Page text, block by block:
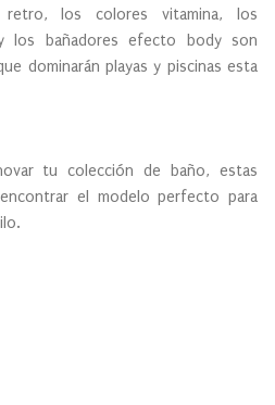
retro, los colores vitamina, los
los bañadores efecto body son
dominarán playas y piscinas esta
tu colección de baño, estas
el modelo perfecto para